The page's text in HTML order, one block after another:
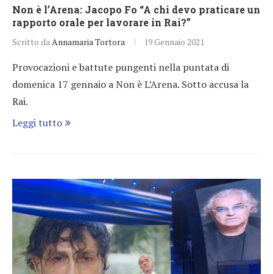
Non è l’Arena: Jacopo Fo “A chi devo praticare un
rapporto orale per lavorare in Rai?”
Scritto da Annamaria Tortora 19 Gennaio 2021
Provocazioni e battute pungenti nella puntata di
domenica 17 gennaio a Non è L’Arena. Sotto accusa la
Rai.
Leggi tutto